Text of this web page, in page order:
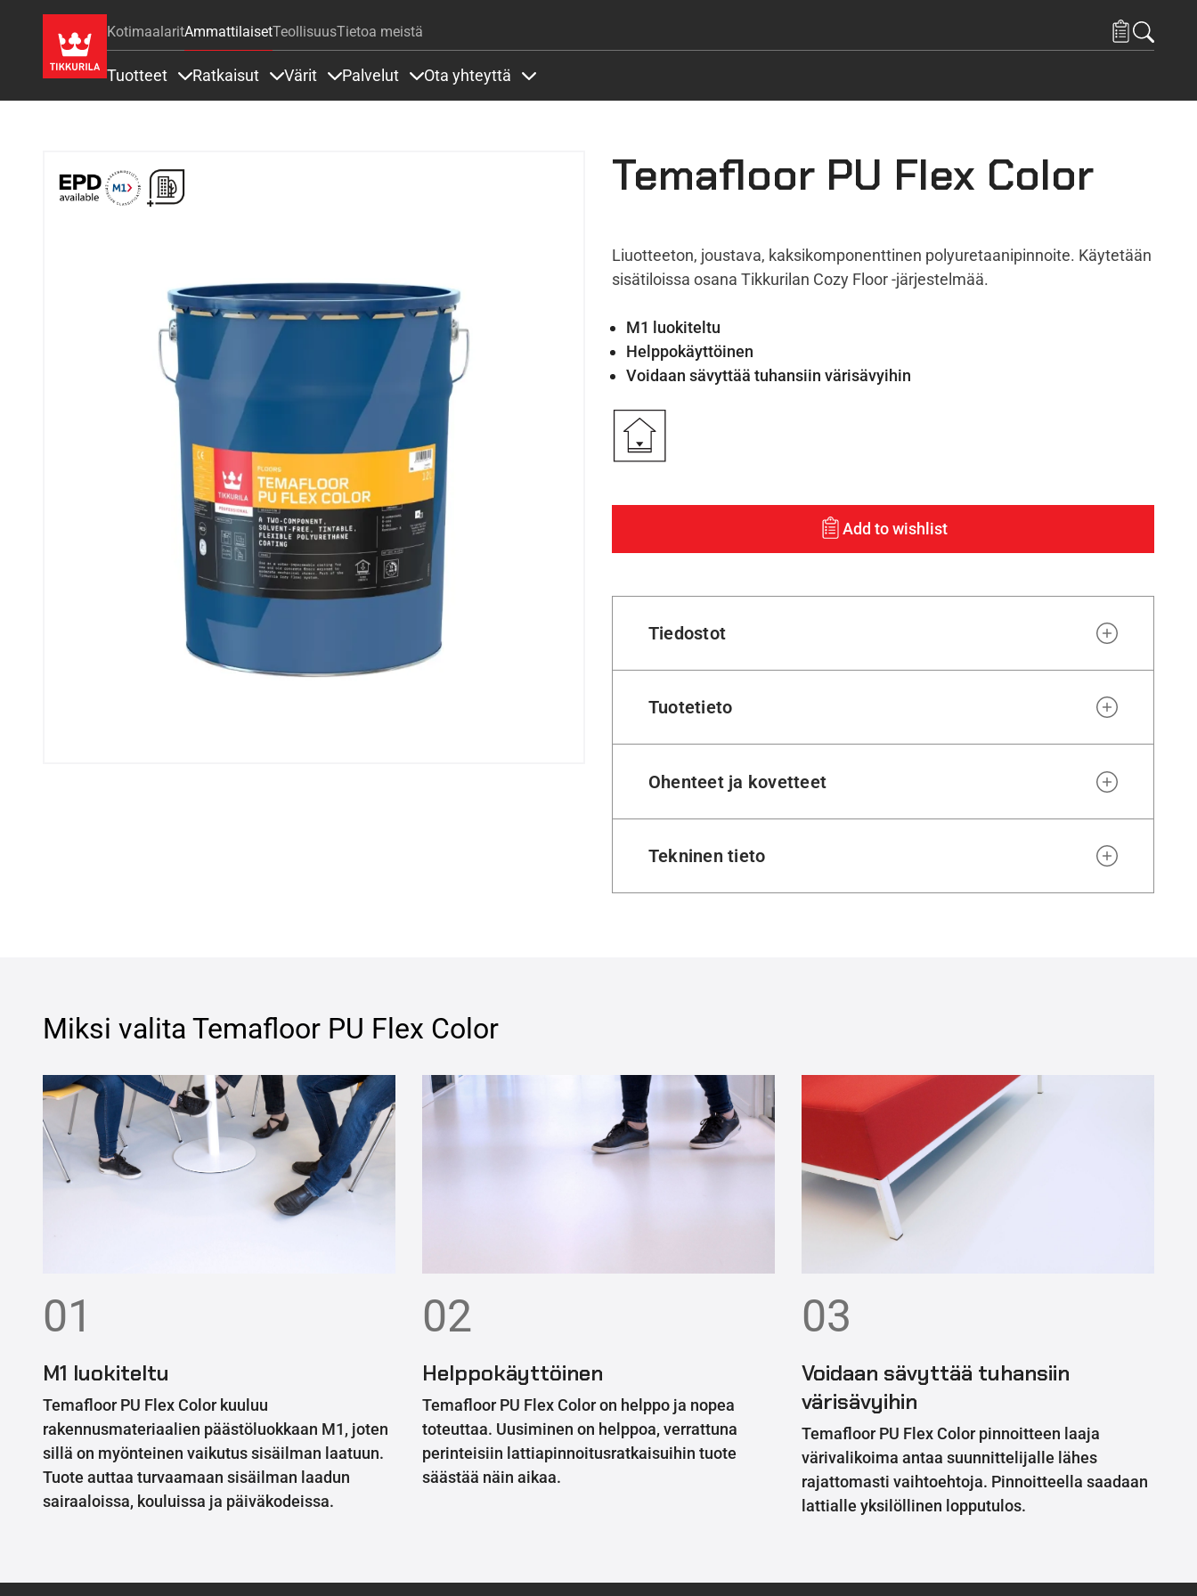
KotimaalaritAmmattilaisetTeollisuusTietoa meistä
Tuotteet Ratkaisut Värit Palvelut Ota yhteyttä
Temafloor PU Flex Color
Liuotteeton, joustava, kaksikomponenttinen polyuretaanipinnoite. Käytetään
sisätiloissa osana Tikkurilan Cozy Floor -järjestelmää.
M1 luokiteltu
Helppokäyttöinen
Voidaan sävyttää tuhansiin värisävyihin
Add to wishlist
Tiedostot
Tuotetieto
Ohenteet ja kovetteet
Tekninen tieto
Miksi valita Temafloor PU Flex Color
01
M1 luokiteltu
Temafloor PU Flex Color kuuluu
rakennusmateriaalien päästöluokkaan M1, joten
sillä on myönteinen vaikutus sisäilman laatuun.
Tuote auttaa turvaamaan sisäilman laadun
sairaaloissa, kouluissa ja päiväkodeissa.
02
Helppokäyttöinen
Temafloor PU Flex Color on helppo ja nopea
toteuttaa. Uusiminen on helppoa, verrattuna
perinteisiin lattiapinnoitusratkaisuihin tuote
säästää näin aikaa.
03
Voidaan sävyttää tuhansiin
värisävyihin
Temafloor PU Flex Color pinnoitteen laaja
värivalikoima antaa suunnittelijalle lähes
rajattomasti vaihtoehtoja. Pinnoitteella saadaan
lattialle yksilöllinen lopputulos.